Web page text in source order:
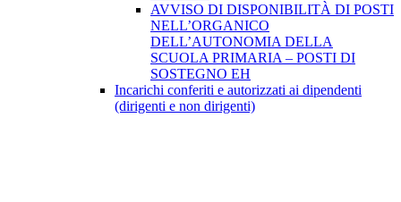
AVVISO DI DISPONIBILITÀ DI POSTI
NELL’ORGANICO
DELL’AUTONOMIA DELLA
SCUOLA PRIMARIA – POSTI DI
SOSTEGNO EH
Incarichi conferiti e autorizzati ai dipendenti
(dirigenti e non dirigenti)